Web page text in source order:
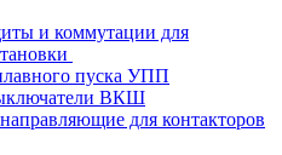
и коммутации для
пуска УПП
ВКШ
для контакторов